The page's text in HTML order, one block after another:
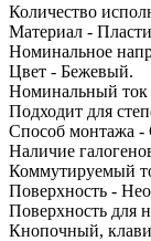
Количество
Материал -
Номинальное
Цвет - Бежевый.
Номинальный
Подходит для
Способ монтажа -
Наличие
Коммутируемый
Поверхность -
Поверхность для
Кнопочный,